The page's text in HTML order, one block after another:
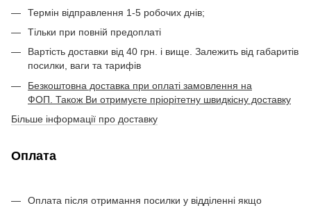
Термін відправлення 1-5 робочих днів;
Тільки при повній предоплаті
Вартість доставки від 40 грн. і вище. Залежить від габаритів
посилки, ваги та тарифів
Безкоштовна доставка при оплаті замовлення на
ФОП. Також Ви отримуєте пріорітетну швидкісну доставку
Більше інформації про доставку
Оплата
Оплата після отримання посилки у відділенні якщо